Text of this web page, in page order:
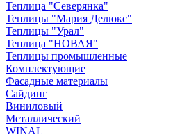
Теплица "Северянка"
Теплицы "Мария Делюкс"
Теплицы "Урал"
Теплица "НОВАЯ"
Теплицы промышленные
Комплектующие
Фасадные материалы
Сайдинг
Виниловый
Металлический
WINAL